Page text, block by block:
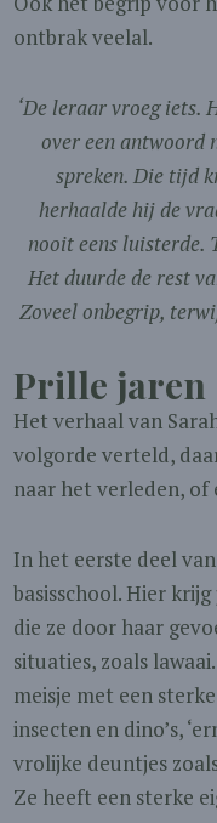
ontbrak veelal.
‘De leraar vroeg iets.
over een antwoord
spreken. Die tijd
herhaalde hij de
nooit eens luisterde.
Het duurde de rest
Zoveel onbegrip,
Prille jaren
Het verhaal van
volgorde verteld,
naar het verleden, of
In het eerste deel
basisschool. Hier
die ze door haar
situaties, zoals
meisje met een
insecten en dino’s,
vrolijke deuntjes
Ze heeft een sterke